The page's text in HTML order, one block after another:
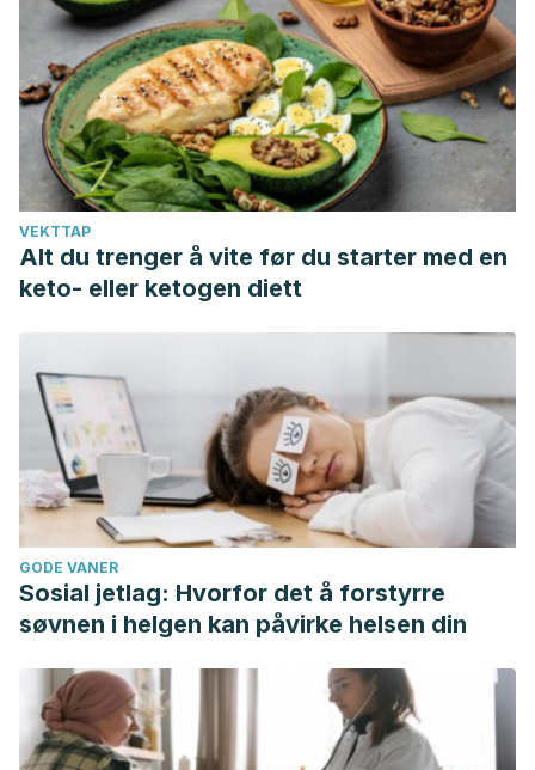
raquitismo
Osteomalacia – Síntomas y causas – Mayo Clinic. (n.d.).
Retrieved April 14, 2021, from
https://www.mayoclinic.org/es-es/diseases-
conditions/osteomalacia/symptoms-causes/syc-20355514
VEKTTAP
Alt du trenger å vite før du starter med en
keto- eller ketogen diett
GODE VANER
Sosial jetlag: Hvorfor det å forstyrre
søvnen i helgen kan påvirke helsen din